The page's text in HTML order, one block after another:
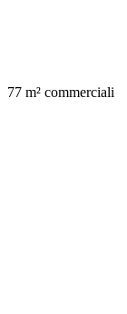
77 m² commerciali